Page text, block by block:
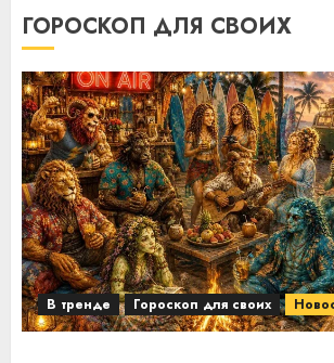
ГОРОСКОП ДЛЯ СВОИХ
В тренде Гороскоп для своих